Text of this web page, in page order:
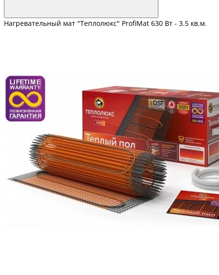
Нагревательный мат "Теплолюкс" ProfiMat 630 Вт - 3.5 кв.м.